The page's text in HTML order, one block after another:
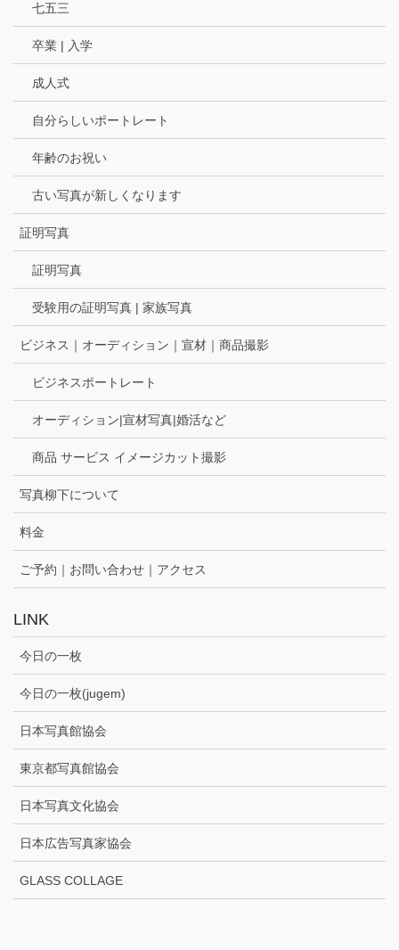
七五三
卒業 | 入学
成人式
自分らしいポートレート
年齢のお祝い
古い写真が新しくなります
証明写真
証明写真
受験用の証明写真 | 家族写真
ビジネス｜オーディション｜宣材｜商品撮影
ビジネスポートレート
オーディション|宣材写真|婚活など
商品 サービス イメージカット撮影
写真柳下について
料金
ご予約｜お問い合わせ｜アクセス
LINK
今日の一枚
今日の一枚(jugem)
日本写真館協会
東京都写真館協会
日本写真文化協会
日本広告写真家協会
GLASS COLLAGE